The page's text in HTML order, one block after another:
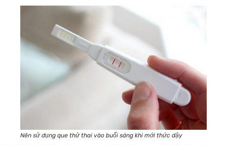
Nên sử dụng que thử thai vào buổi sáng khi mới thức dậy